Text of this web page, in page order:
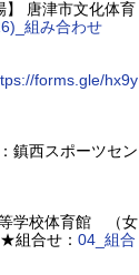
】 唐津市文化体育
組み合わせ
forms.gle/hx9y
鎮西スポーツセン
学校体育館 （女
★組合せ： 04_組合